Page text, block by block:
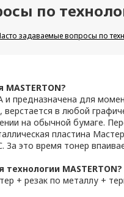
по
задаваемые вопросы по
предназначена для
в любой
на обычной бумаге.
пластина
это время тонер
MASTERTON?
+ резак по металлу +